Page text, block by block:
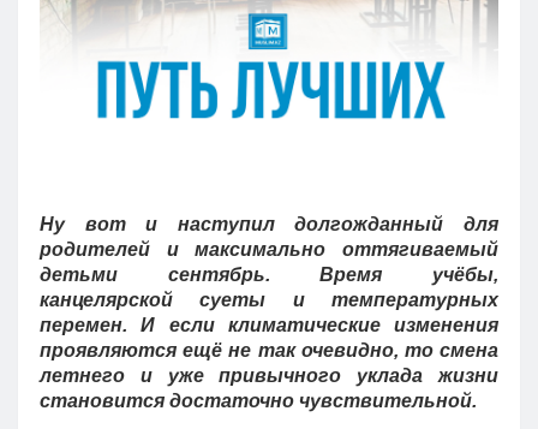
Туркестан
Усть-Каменогорск
Ну вот и наступил долгожданный для
родителей и максимально оттягиваемый
детьми сентябрь. Время учёбы,
канцелярской суеты и температурных
перемен. И если климатические изменения
проявляются ещё не так очевидно, то смена
летнего и уже привычного уклада жизни
становится достаточно чувствительной.